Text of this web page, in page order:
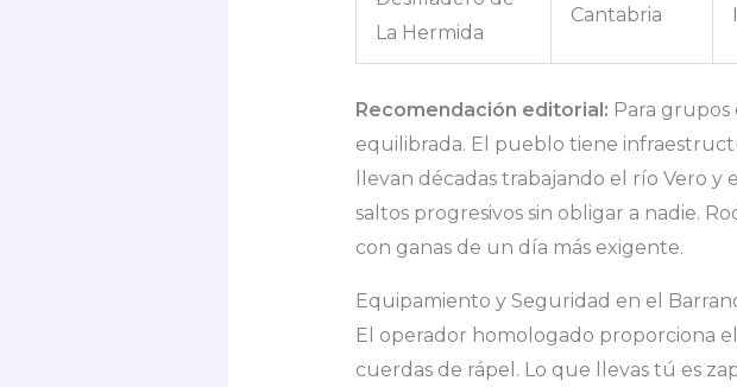
La Hermida
Cantabria
Recomendación editorial: Para grupos
equilibrada. El pueblo tiene
llevan décadas trabajando el río Vero
saltos progresivos sin obligar a nadie.
con ganas de un día más exigente.
Equipamiento y Seguridad en el
El operador homologado proporciona
cuerdas de rápel. Lo que llevas tú es